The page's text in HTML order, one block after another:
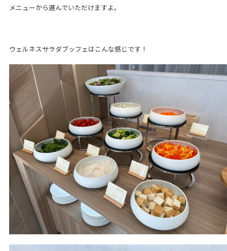
メニューから選んでいただけますよ。
ウェルネスサラダブッフェはこんな感じです！